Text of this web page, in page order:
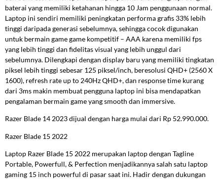
baterai yang memiliki ketahanan hingga 10 Jam penggunaan normal.
Laptop ini sendiri memiliki peningkatan performa grafis 33% lebih
tinggi daripada generasi sebelumnya, sehingga cocok digunakan
untuk bermain game game kompetitif – AAA karena memiliki fps
yang lebih tinggi dan fidelitas visual yang lebih unggul dari
sebelumnya. Dilengkapi dengan display baru yang memiliki tingkatan
piksel lebih tinggi sebesar 125 piksel/inch, beresolusi QHD+ (2560 X
1600), refresh rate up to 240Hz QHD+, dan response time kurang
dari 3ms makin membuat pengguna laptop ini bisa mendapatkan
pengalaman bermain game yang smooth dan immersive.
Razer Blade 14 2023 dijual dengan harga mulai dari Rp 52.990.000.
Razer Blade 15 2022
Laptop Razer Blade 15 2022 merupakan laptop dengan Tagline
Portable, Powerfull, & Perfection menjadikannya salah satu laptop
gaming 15 inch powerful di pasar saat ini. Hadir dengan dukungan